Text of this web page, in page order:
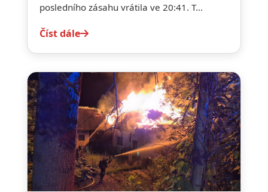
posledního zásahu vrátila ve 20:41. T...
Číst dále